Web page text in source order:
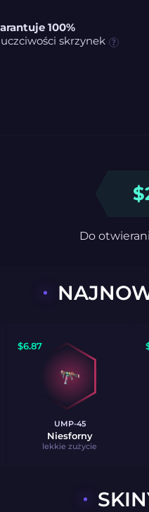
100%
skrzynek
$
Do
$6.87
UMP-45
Niesforny
lekkie zużycie